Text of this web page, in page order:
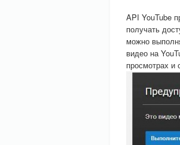
API YouTube
получать
можно
видео на
просмотрах и